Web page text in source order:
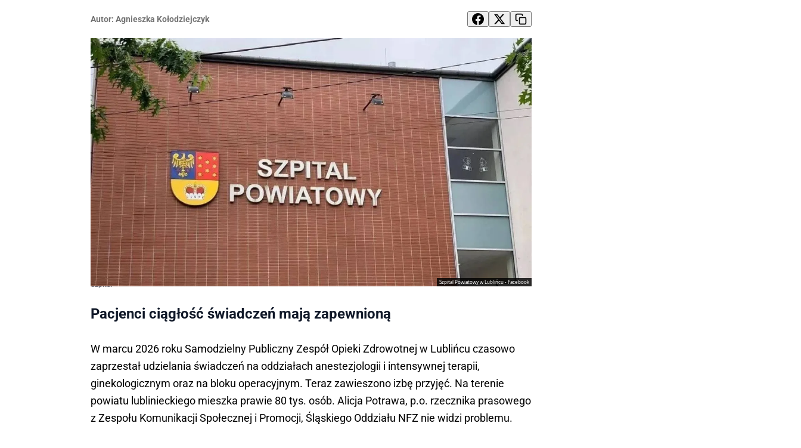
Autor: Agnieszka Kołodziejczyk
Szpital Powiatowy w Lublińcu - Facebook
Szpital
Pacjenci ciągłość świadczeń mają zapewnioną
W marcu 2026 roku Samodzielny Publiczny Zespół Opieki Zdrowotnej w Lublińcu czasowo
zaprzestał udzielania świadczeń na oddziałach anestezjologii i intensywnej terapii,
ginekologicznym oraz na bloku operacyjnym. Teraz zawieszono izbę przyjęć. Na terenie
powiatu lublinieckiego mieszka prawie 80 tys. osób. Alicja Potrawa, p.o. rzecznika prasowego
z Zespołu Komunikacji Społecznej i Promocji, Śląskiego Oddziału NFZ nie widzi problemu.